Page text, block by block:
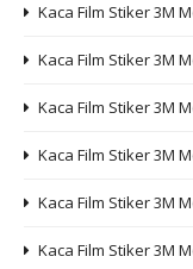
Kaca Film Stiker 3M
Kaca Film Stiker 3M
Kaca Film Stiker 3M
Kaca Film Stiker 3M
Kaca Film Stiker 3M
Kaca Film Stiker 3M